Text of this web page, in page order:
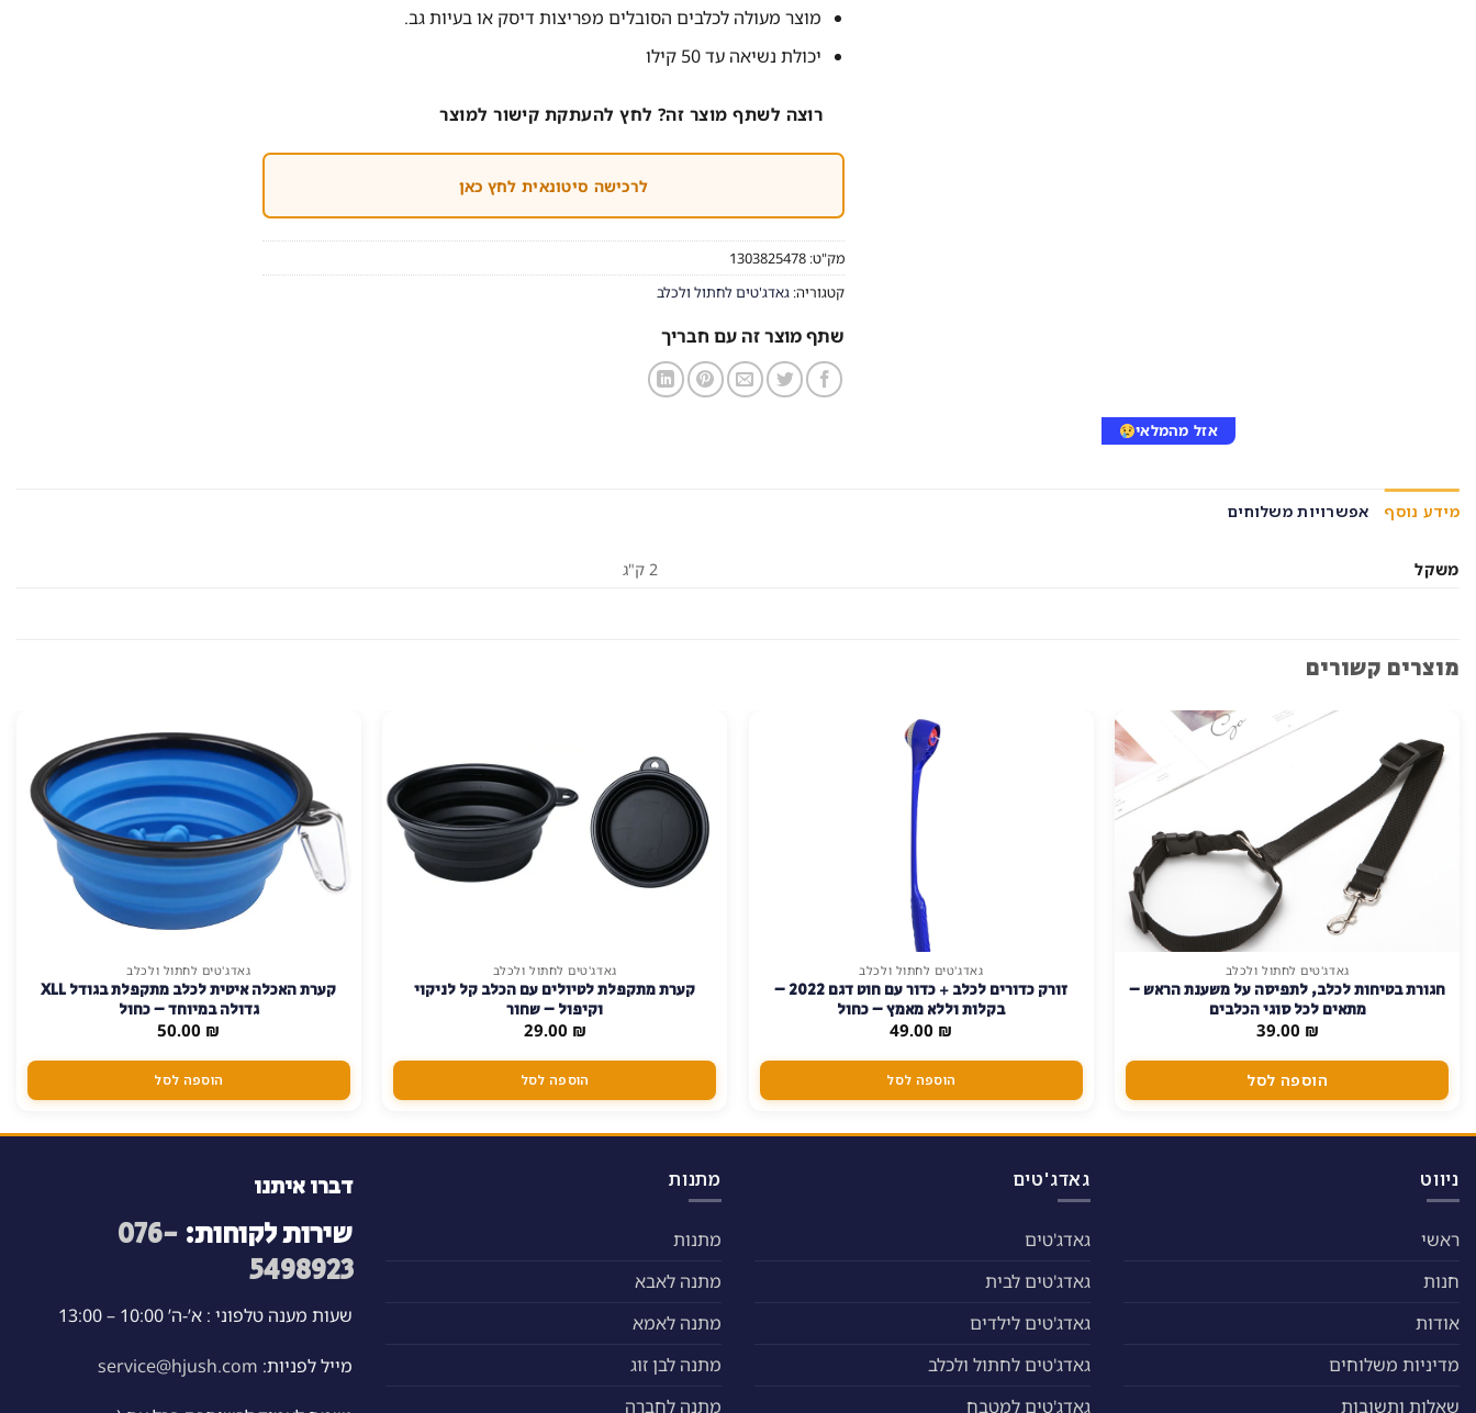
אזל מהמלאי
מוצר מעולה לכלבים הסובלים מפריצות דיסק או בעיות גב.
יכולת נשיאה עד 50 קילו
רוצה לשתף מוצר זה? לחץ להעתקת קישור למוצר
לרכישה סיטונאית לחץ כאן
מק"ט: 1303825478
קטגוריה: גאדג'טים לחתול ולכלב
שתף מוצר זה עם חבריך
מידע נוסף אפשרויות משלוחים
משקל 2 ק"ג
מוצרים קשורים
גאדג'טים לחתול ולכלב
חגורת בטיחות לכלב, לתפיסה על משענת הראש –
מתאים לכל סוגי הכלבים
39.00 ₪
הוספה לסל
גאדג'טים לחתול ולכלב
זורק כדורים לכלב + כדור עם חוט דגם 2022 –
בקלות וללא מאמץ – כחול
49.00 ₪
הוספה לסל
גאדג'טים לחתול ולכלב
קערת מתקפלת לטיולים עם הכלב קל לניקוי
וקיפול – שחור
29.00 ₪
הוספה לסל
גאדג'טים לחתול ולכלב
קערת האכלה איטית לכלב מתקפלת בגודל XLL
גדולה במיוחד – כחול
50.00 ₪
הוספה לסל
ניווט
ראשי
חנות
אודות
מדיניות משלוחים
שאלות ותשובות
גאדג'טים
גאדג'טים
גאדג'טים לבית
גאדג'טים לילדים
גאדג'טים לחתול ולכלב
גאדג'טים למטבח
מתנות
מתנות
מתנה לאבא
מתנה לאמא
מתנה לבן זוג
מתנה לחברה
דברו איתנו
שירות לקוחות: 076-
5498923
שעות מענה טלפוני : א’-ה’ 10:00 – 13:00
מייל לפניות: service@hjush.com